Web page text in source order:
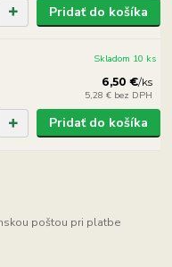
Pridať do košíka
6,50 €/ks
5,28 € bez DPH
Skladom 10 ks
Pridať do košíka
poštou pri platbe